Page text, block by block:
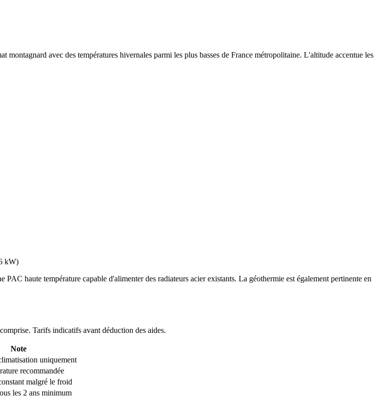
montagnard avec des températures hivernales parmi les plus basses de France métropolitaine. L'altitude accentue les
kW)
haute température capable d'alimenter des radiateurs acier existants. La géothermie est également pertinente en
Tarifs indicatifs avant déduction des aides.
Note
uniquement
recommandée
malgré le froid
les 2 ans minimum